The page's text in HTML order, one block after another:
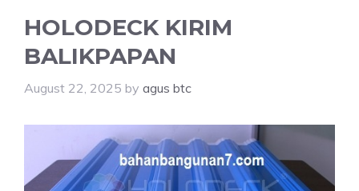
HOLODECK KIRIM
BALIKPAPAN
August 22, 2025 by agus btc